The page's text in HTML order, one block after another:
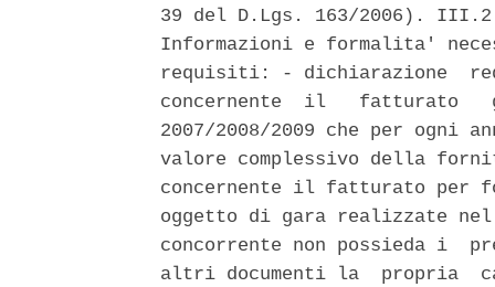
39 del D.Lgs. 163/2006).
Informazioni e formalita'
requisiti: - dichiarazione
concernente  il   fatturato
2007/2008/2009 che per ogni
valore complessivo della
concernente il fatturato per
oggetto di gara realizzate
concorrente non possieda i
altri documenti la  propria